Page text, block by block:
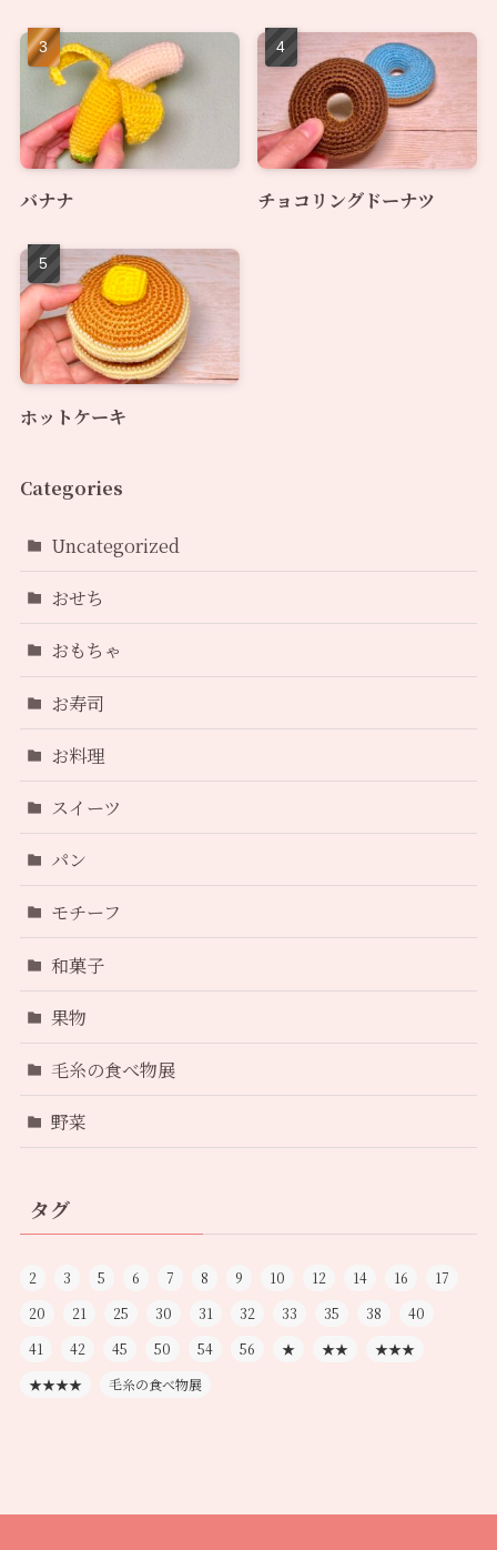
バナナ チョコリングドーナツ
ホットケーキ
Categories
Uncategorized
おせち
おもちゃ
お寿司
お料理
スイーツ
パン
モチーフ
和菓子
果物
毛糸の食べ物展
野菜
タグ
2 3 5 6 7 8 9 10 12 14 16
17
20
21 25 30 31 32 33 35 38
40
41
42 45 50 54 56 ★ ★★
★★★
★★★★
毛糸の食べ物展